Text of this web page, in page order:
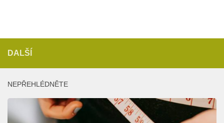
DALŠÍ
NEPŘEHLÉDNĚTE